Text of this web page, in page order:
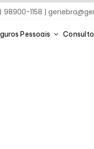
98900-1158 |
Pessoais